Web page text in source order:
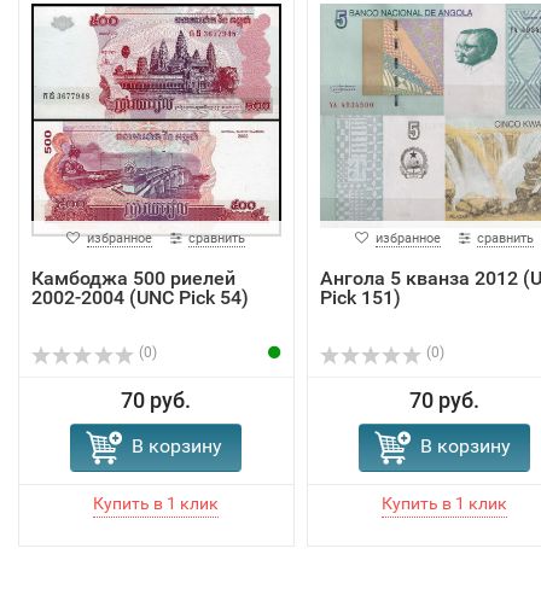
избранное сравнить
Камбоджа 500 риелей
2002-2004 (UNC Pick 54)
(0)
70 руб.
В корзину
избранное сравнить
Ангола 5 кванза 2012
Pick 151)
(0)
70 руб.
В корзину